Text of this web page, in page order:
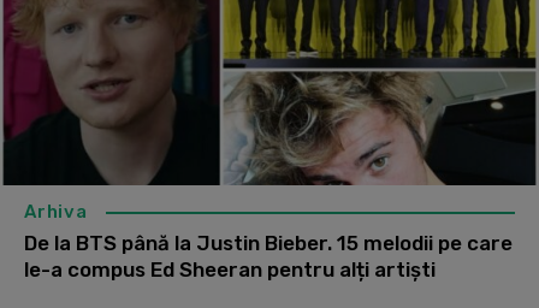
Arhiva
De la BTS până la Justin Bieber. 15 melodii pe care
le-a compus Ed Sheeran pentru alți artiști